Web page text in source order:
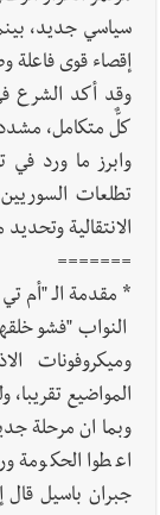
سياسي جديد،
إقصاء قوى فاعلة
وقد أكد الشرع
كلٌّ متكامل،
وابرز ما ورد في
تطلعات
الانتقالية
=======
* مقدمة الـ "أم
النواب "فشو
وميكروفونات
المواضيع تقريبا،
وبما ان مرحلة
اعطوا الحكومة
جبران باسيل قال